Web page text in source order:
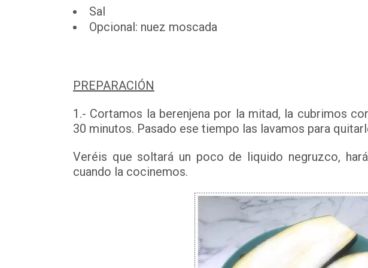
Sal
Opcional: nuez moscada
PREPARACIÓN
1.- Cortamos la berenjena por la mitad, la cubrimos
30 minutos. Pasado ese tiempo las lavamos para
Veréis que soltará un poco de liquido negruzco,
cuando la cocinemos.